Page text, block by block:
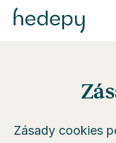
Zásady cookies